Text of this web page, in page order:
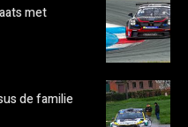
met
de familie